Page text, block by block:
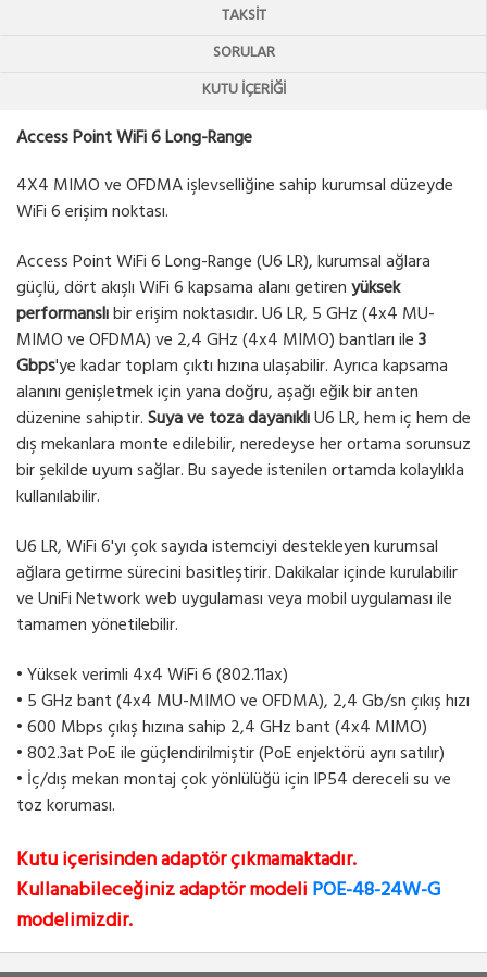
TAKSIT
SORULAR
KUTU İÇERIĞI
Access Point WiFi 6 Long-Range
4X4 MIMO ve OFDMA işlevselliğine sahip kurumsal düzeyde
WiFi 6 erişim noktası.
Access Point WiFi 6 Long-Range (U6 LR), kurumsal ağlara
güçlü, dört akışlı WiFi 6 kapsama alanı getirenyüksek
performanslıbir erişim noktasıdır. U6 LR, 5 GHz (4x4 MU-
MIMO ve OFDMA) ve 2,4 GHz (4x4 MIMO) bantları ile3
Gbps'ye kadar toplam çıktı hızına ulaşabilir. Ayrıca kapsama
alanını genişletmek için yana doğru, aşağı eğik bir anten
düzenine sahiptir.Suya ve toza dayanıklıU6 LR, hem iç hem de
dış mekanlara monte edilebilir, neredeyse her ortama sorunsuz
bir şekilde uyum sağlar. Bu sayede istenilen ortamda kolaylıkla
kullanılabilir.
U6 LR, WiFi 6'yı çok sayıda istemciyi destekleyen kurumsal
ağlara getirme sürecini basitleştirir. Dakikalar içinde kurulabilir
ve UniFi Network web uygulaması veya mobil uygulaması ile
tamamen yönetilebilir.
• Yüksek verimli 4x4 WiFi 6 (802.11ax)
• 5 GHz bant (4x4 MU-MIMO ve OFDMA), 2,4 Gb/sn çıkış hızı
• 600 Mbps çıkış hızına sahip 2,4 GHz bant (4x4 MIMO)
• 802.3at PoE ile güçlendirilmiştir (PoE enjektörü ayrı satılır)
• İç/dış mekan montaj çok yönlülüğü için IP54 dereceli su ve
toz koruması.
Kutu içerisinden adaptör çıkmamaktadır.
Kullanabileceğiniz adaptör modeli POE-48-24W-G
modelimizdir.